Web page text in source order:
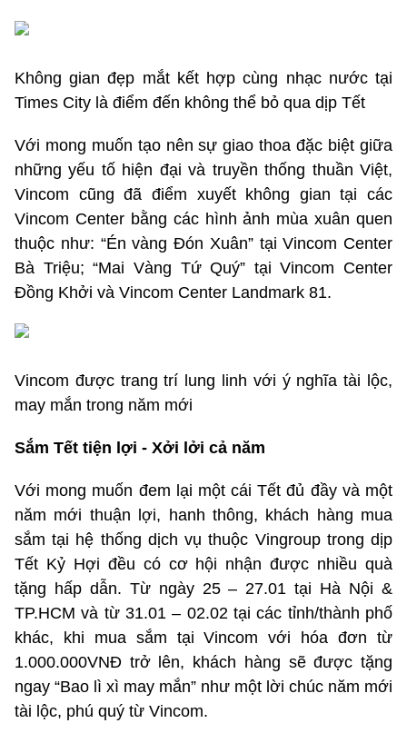
Không gian đẹp mắt kết hợp cùng nhạc nước tại
Times City là điểm đến không thể bỏ qua dịp Tết
Với mong muốn tạo nên sự giao thoa đặc biệt giữa
những yếu tố hiện đại và truyền thống thuần Việt,
Vincom cũng đã điểm xuyết không gian tại các
Vincom Center bằng các hình ảnh mùa xuân quen
thuộc như: “Én vàng Đón Xuân” tại Vincom Center
Bà Triệu; “Mai Vàng Tứ Quý” tại Vincom Center
Đồng Khởi và Vincom Center Landmark 81.
Vincom được trang trí lung linh với ý nghĩa tài lộc,
may mắn trong năm mới
Sắm Tết tiện lợi - Xởi lởi cả năm
Với mong muốn đem lại một cái Tết đủ đầy và một
năm mới thuận lợi, hanh thông, khách hàng mua
sắm tại hệ thống dịch vụ thuộc Vingroup trong dịp
Tết Kỷ Hợi đều có cơ hội nhận được nhiều quà
tặng hấp dẫn. Từ ngày 25 – 27.01 tại Hà Nội &
TP.HCM và từ 31.01 – 02.02 tại các tỉnh/thành phố
khác, khi mua sắm tại Vincom với hóa đơn từ
1.000.000VNĐ trở lên, khách hàng sẽ được tặng
ngay “Bao lì xì may mắn” như một lời chúc năm mới
tài lộc, phú quý từ Vincom.